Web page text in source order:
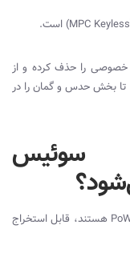
MPC Keyless) است.
خصوصی را حذف کرده و از
تا بخش حدس و گمان را در
سوئیس
هستند، قابل استخراج